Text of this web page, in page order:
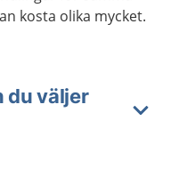
kosta olika mycket.
du väljer